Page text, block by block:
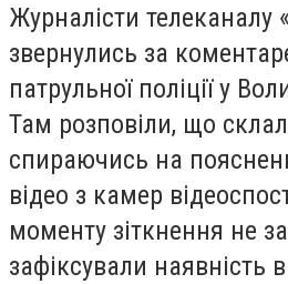
Журналісти телеканалу
звернулись за
патрульної поліції у
Там розповіли, що
спираючись на
відео з камер
моменту зіткнення не
зафіксували наявність